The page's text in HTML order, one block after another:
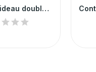
Détecteur rideau double technologie filaire...